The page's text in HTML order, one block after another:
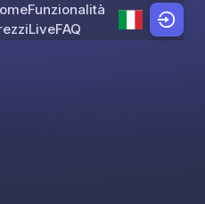
Skip to content
Funzionalità
LiveFAQ